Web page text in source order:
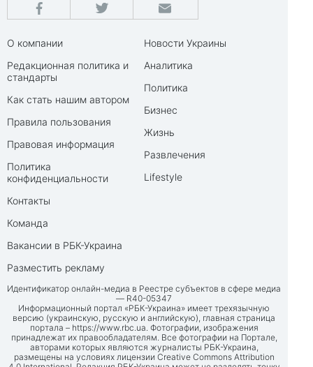
О компании
Редакционная политика и
стандарты
Как стать нашим автором
Правила пользования
Правовая информация
Политика
конфиденциальности
Контакты
Команда
Вакансии в РБК-Украина
Разместить рекламу
Новости Украины
Аналитика
Политика
Бизнес
Жизнь
Развлечения
Lifestyle
Идентификатор онлайн-медиа в Реестре субъектов в сфере медиа
— R40-05347
Информационный портал «РБК-Украина» имеет трехязычную
версию (украинскую, русскую и английскую), главная страница
портала – https://www.rbc.ua. Фотографии, изображения
принадлежат их правообладателям. Все фотографии на Портале,
авторами которых являются журналисты РБК-Украина,
размещены на условиях лицензии Creative Commons Attribution